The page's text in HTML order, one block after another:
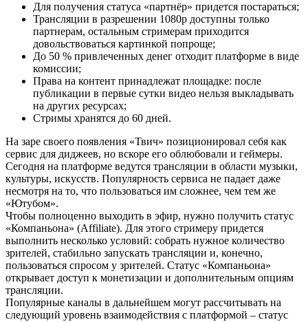
Для получения статуса «партнёр» придется постараться;
Трансляции в разрешении 1080p доступны только
партнерам, остальным стримерам приходится
довольствоваться картинкой попроще;
До 50 % привлеченных денег отходит платформе в виде
комиссии;
Права на контент принадлежат площадке: после
публикации в первые сутки видео нельзя выкладывать
на других ресурсах;
Стримы хранятся до 60 дней.
На заре своего появления «Твич» позиционировал себя как
сервис для диджеев, но вскоре его облюбовали и геймеры.
Сегодня на платформе ведутся трансляции в области музыки,
культуры, искусств. Популярность сервиса не падает даже
несмотря на то, что пользоваться им сложнее, чем тем же
«Ютубом».
Чтобы полноценно выходить в эфир, нужно получить статус
«Компаньона» (Affiliate). Для этого стримеру придется
выполнить несколько условий: собрать нужное количество
зрителей, стабильно запускать трансляции и, конечно,
пользоваться спросом у зрителей. Статус «Компаньона»
открывает доступ к монетизации и дополнительным опциям
трансляции.
Популярные каналы в дальнейшем могут рассчитывать на
следующий уровень взаимодействия с платформой – статус